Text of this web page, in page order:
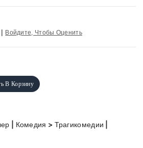
| Войдите, Чтобы Оценить
В Корзину
Комедия > Трагикомедии